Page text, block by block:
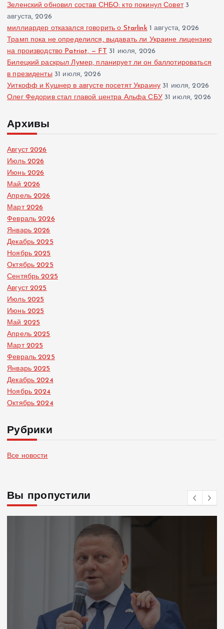
Зеленский обновил состав СНБО: кто покинул Совет 3
августа, 2026
миллиардер отказался говорить о Starlink 1 августа, 2026
Трамп пока не определился, выдавать ли Украине лицензию
на производство Patriot, — FT 31 июля, 2026
Билецкий раскрыл Лумер, планирует ли он баллотироваться
в президенты 31 июля, 2026
Уиткофф и Кушнер в августе посетят Украину 31 июля, 2026
Олег Федорив стал главой центра Альфа СБУ 31 июля, 2026
Архивы
Август 2026
Июль 2026
Июнь 2026
Май 2026
Апрель 2026
Март 2026
Февраль 2026
Январь 2026
Декабрь 2025
Ноябрь 2025
Октябрь 2025
Сентябрь 2025
Август 2025
Июль 2025
Июнь 2025
Май 2025
Апрель 2025
Март 2025
Февраль 2025
Январь 2025
Декабрь 2024
Ноябрь 2024
Октябрь 2024
Рубрики
Все новости
Вы пропустили